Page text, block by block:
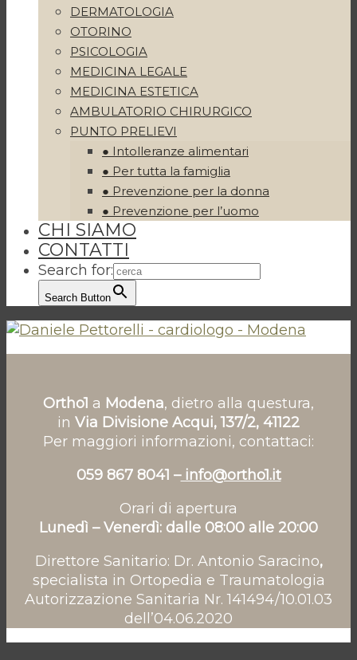
DERMATOLOGIA
OTORINO
PSICOLOGIA
MEDICINA LEGALE
MEDICINA ESTETICA
AMBULATORIO CHIRURGICO
PUNTO PRELIEVI
● Intolleranze alimentari
● Per tutta la famiglia
● Prevenzione per la donna
● Prevenzione per l’uomo
CHI SIAMO
CONTATTI
Search for:
Search Button
Ortho1 a Modena, dietro alla questura,
in Via Divisione Acqui, 137/2, 41122
Per maggiori informazioni, contattaci:
059 867 8041 –info@ortho1.it
Orari di apertura
Lunedì – Venerdì: dalle 08:00 alle 20:00
Direttore Sanitario: Dr. Antonio Saracino,
specialista in Ortopedia e Traumatologia
Autorizzazione Sanitaria Nr. 141494/10.01.03
dell’04.06.2020